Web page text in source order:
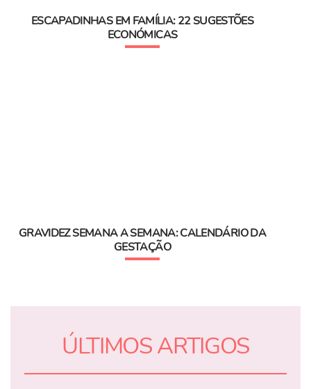
ESCAPADINHAS EM FAMÍLIA: 22 SUGESTÕES
ECONÓMICAS
GRAVIDEZ SEMANA A SEMANA: CALENDÁRIO DA
GESTAÇÃO
ÚLTIMOS ARTIGOS